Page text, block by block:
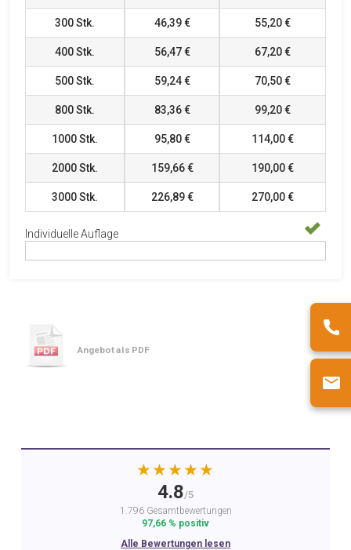
300Stk. 46,39 € 55,20 €
400Stk. 56,47 € 67,20 €
500Stk. 59,24 € 70,50 €
800Stk. 83,36 € 99,20 €
1000Stk. 95,80 € 114,00 €
2000Stk. 159,66 € 190,00 €
3000Stk. 226,89 € 270,00 €
Individuelle Auflage
Angebot als PDF
★★★★★
4.8/5
1.796 Gesamtbewertungen
97,66 % positiv
Alle Bewertungen lesen